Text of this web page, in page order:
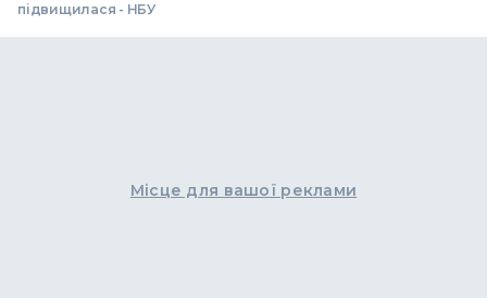
підвищилася - НБУ
Місце для вашої реклами